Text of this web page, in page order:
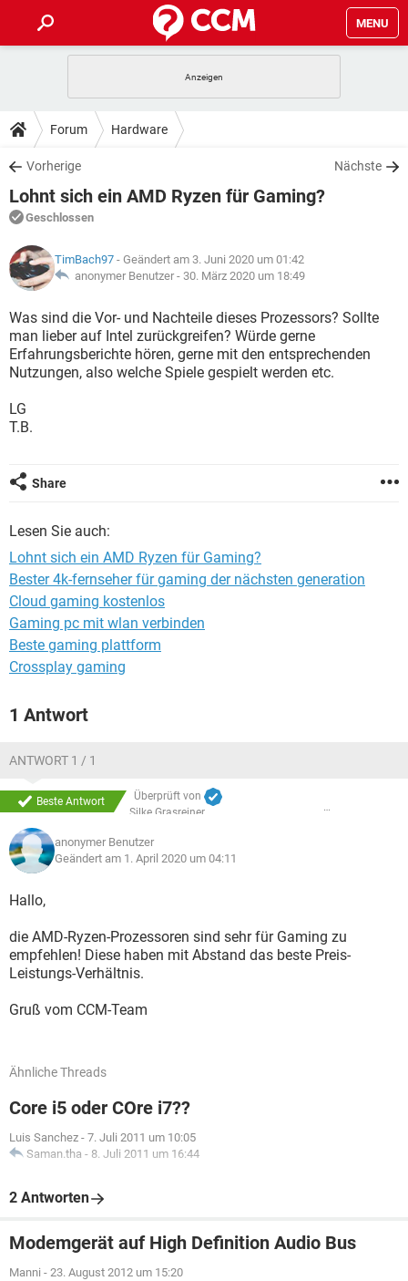
MENU
ANDROID
WINDOWS 10
WHATSAPP TIKTOK
FACEBOOK
TIPPS & TRICKS
SPIELE
WINDOWS 10
WHATSAPP
FACEBOOK HARDWARE
DOWNLOADS
SPIELE STREAMING
ANDROID
WINDOWS 10 INSTAGRAM
WHATSAPP
FACEBOOK HARDWARE
FORUM
SPIELE
ANDROID IOS
WHATSAPP TIKTOK
FACEBOOK HARDWARE
LEXIKON
SPIELE
ANDROID IOS
WINDOWS 10 INSTAGRAM
WHATSAPP TIKTOK
FACEBOOK
Forum Hardware
Vorherige Nächste
Lohnt sich ein AMD Ryzen für Gaming?
Geschlossen
TimBach97 - Geändert am 3. Juni 2020 um 01:42
anonymer Benutzer - 30. März 2020 um 18:49
Was sind die Vor- und Nachteile dieses Prozessors? Sollte
man lieber auf Intel zurückgreifen? Würde gerne
Erfahrungsberichte hören, gerne mit den entsprechenden
Nutzungen, also welche Spiele gespielt werden etc.
LG
T.B.
Share
Lesen Sie auch:
Lohnt sich ein AMD Ryzen für Gaming?
Bester 4k-fernseher für gaming der nächsten generation
Cloud gaming kostenlos
Gaming pc mit wlan verbinden
Beste gaming plattform
Crossplay gaming
1 Antwort
ANTWORT 1 / 1
Beste Antwort
Überprüft von
Silke Grasreiner
anonymer Benutzer
Geändert am 1. April 2020 um 04:11
Hallo,
die AMD-Ryzen-Prozessoren sind sehr für Gaming zu
empfehlen! Diese haben mit Abstand das beste Preis-
Leistungs-Verhältnis.
Gruß vom CCM-Team
Ähnliche Threads
Core i5 oder COre i7??
Luis Sanchez - 7. Juli 2011 um 10:05
Saman.tha - 8. Juli 2011 um 16:44
2 Antworten
Modemgerät auf High Definition Audio Bus
Manni - 23. August 2012 um 15:20